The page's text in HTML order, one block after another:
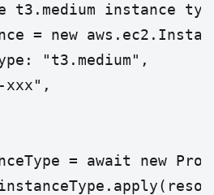
t3.medium instance
= new
"t3.medium",
xxx",
= await new